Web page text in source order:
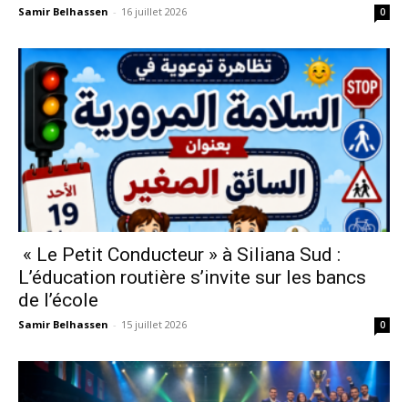
Samir Belhassen - 16 juillet 2026 0
« Le Petit Conducteur » à Siliana Sud :
L’éducation routière s’invite sur les bancs
de l’école
Samir Belhassen - 15 juillet 2026 0